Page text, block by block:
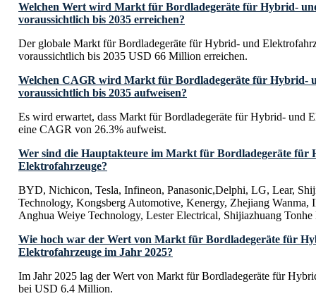
Welchen Wert wird Markt für Bordladegeräte für Hybrid-
voraussichtlich bis 2035 erreichen?
Der globale Markt für Bordladegeräte für Hybrid- und
voraussichtlich bis 2035 USD 66 Million erreichen.
Welchen CAGR wird Markt für Bordladegeräte für Hybrid-
voraussichtlich bis 2035 aufweisen?
Es wird erwartet, dass Markt für Bordladegeräte für Hybrid- und
eine CAGR von 26.3% aufweist.
Wer sind die Hauptakteure im Markt für Bordladegeräte für
Elektrofahrzeuge?
BYD, Nichicon, Tesla, Infineon, Panasonic,Delphi, LG, Lear,
Technology, Kongsberg Automotive, Kenergy, Zhejiang Wanma,
Anghua Weiye Technology, Lester Electrical, Shijiazhuang
Wie hoch war der Wert von Markt für Bordladegeräte für
Elektrofahrzeuge im Jahr 2025?
Im Jahr 2025 lag der Wert von Markt für Bordladegeräte für
bei USD 6.4 Million.